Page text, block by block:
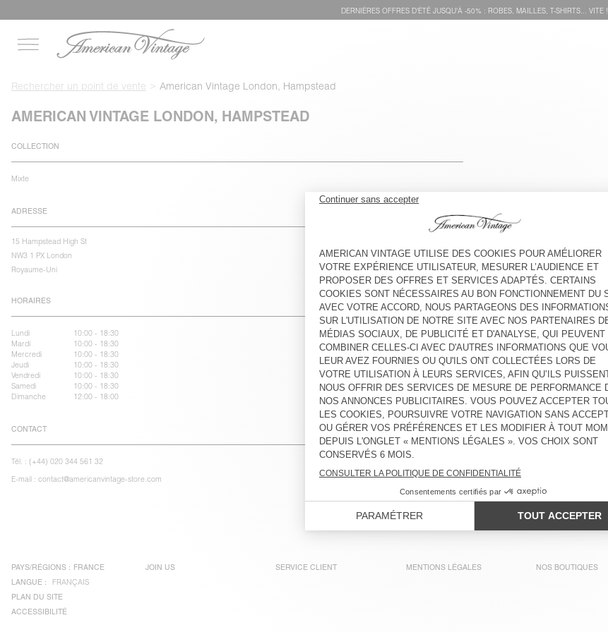
DERNIÈRES OFFRES D'ÉTÊ JUSQU'À -50% : ROBES, MAILLES, T-SHIRTS... VITE !
Rechercher un point de vente American Vintage London, Hampstead
AMERICAN VINTAGE LONDON, HAMPSTEAD
COLLECTION
Mixte
ADRESSE
15 Hampstead High St
NW3 1 PX London
Royaume-Uni
voir l''itinéraire
HORAIRES
Lundi
10:00 - 18:30
Mardi
10:00 - 18:30
Mercredi
10:00 - 18:30
Jeudi
10:00 - 18:30
Vendredi
10:00 - 18:30
Samedi
10:00 - 18:30
Dimanche
12:00 - 18:00
CONTACT
Tél. : (+44) 020 344 561 32
E-mail : contact@americanvintage-store.com
PAYS/RÉGIONS : FRANCE
LANGUE :
FRANÇAIS
PLAN DU SITE
ACCESSIBILITÉ
JOIN US SERVICE CLIENT MENTIONS LÉGALES NOS BOUTIQUES